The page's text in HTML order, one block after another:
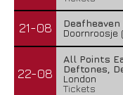
21-08
Deafheaven
Doornroosje
22-08
All Points
Deftones,
London
Tickets